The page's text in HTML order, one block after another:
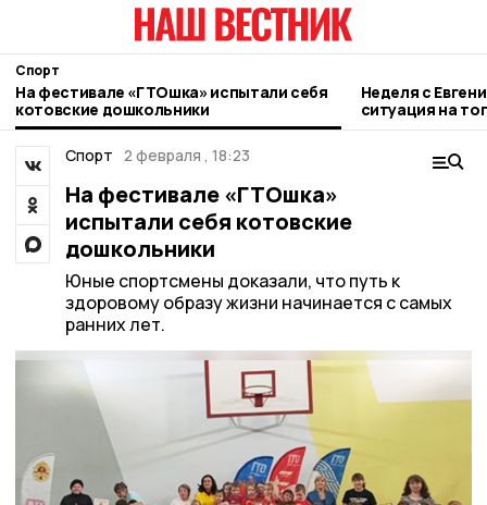
Спорт
На фестивале «ГТОшка» испытали себя
котовские дошкольники
Неделя с
ситуация на
городе и
Спорт 2 февраля , 18:23
На фестивале «ГТОшка»
испытали себя котовские
дошкольники
Юные спортсмены доказали, что путь к
здоровому образу жизни начинается с самых
ранних лет.